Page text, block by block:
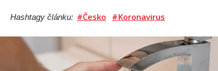
Hashtagy článku: #Česko #Koronavirus